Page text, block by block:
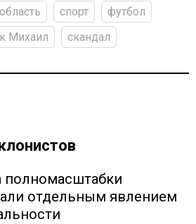
спорт
футбол
Михаил
скандал
полномасштабки
отдельным явлением